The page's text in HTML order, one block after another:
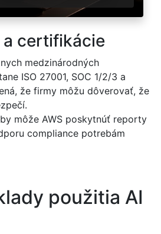
certifikácie
medzinárodných
ISO 27001, SOC 1/2/3 a
že firmy môžu dôverovať, že
môže AWS poskytnúť reporty
compliance potrebám
použitia AI